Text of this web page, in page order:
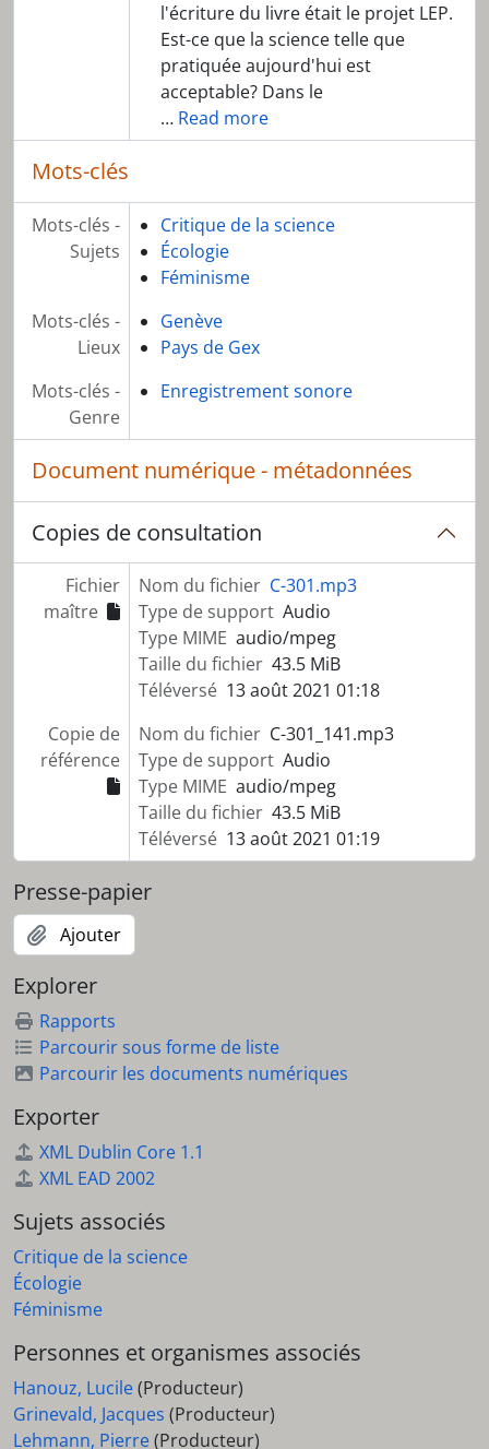
l'écriture du livre était le projet LEP.
Est-ce que la science telle que
pratiquée aujourd'hui est
acceptable? Dans le
… Read more
Mots-clés
Mots-clés -
Sujets
Critique de la science
Écologie
Féminisme
Mots-clés -
Lieux
Genève
Pays de Gex
Mots-clés -
Genre
Enregistrement sonore
Document numérique - métadonnées
Copies de consultation
Fichier
maître
Nom du fichier C-301.mp3
Type de support Audio
Type MIME audio/mpeg
Taille du fichier 43.5 MiB
Téléversé 13 août 2021 01:18
Copie de
référence
Nom du fichier C-301_141.mp3
Type de support Audio
Type MIME audio/mpeg
Taille du fichier 43.5 MiB
Téléversé 13 août 2021 01:19
Presse-papier
Ajouter
Explorer
Rapports
Parcourir sous forme de liste
Parcourir les documents numériques
Exporter
XML Dublin Core 1.1
XML EAD 2002
Sujets associés
Critique de la science
Écologie
Féminisme
Personnes et organismes associés
Hanouz, Lucile(Producteur)
Grinevald, Jacques (Producteur)
Lehmann, Pierre(Producteur)